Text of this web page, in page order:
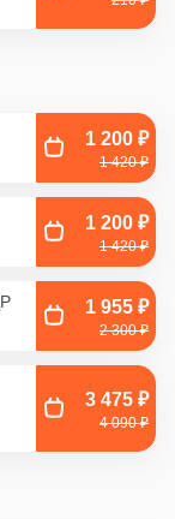
1 200 ₽
1 420 ₽
1 200 ₽
1 420 ₽
1 955 ₽
2 300 ₽
- 1 час
3 475 ₽
4 090 ₽